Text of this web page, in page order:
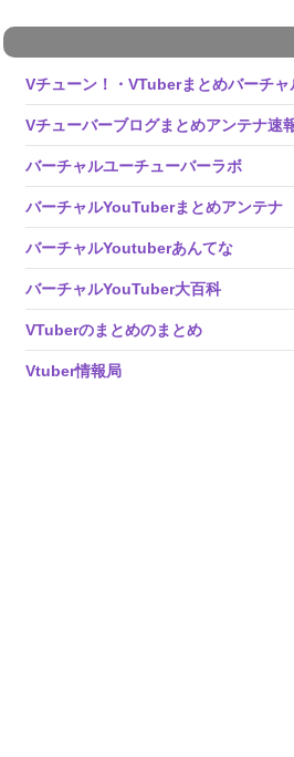
Vチューン！・VTuberまとめバーチ
Vチューバーブログまとめアンテナ速
バーチャルユーチューバーラボ
バーチャルYouTuberまとめアンテナ
バーチャルYoutuberあんてな
バーチャルYouTuber大百科
VTuberのまとめのまとめ
Vtuber情報局